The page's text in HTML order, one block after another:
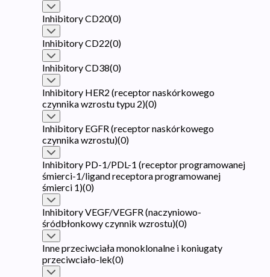
Inhibitory CD20(0)
Inhibitory CD22(0)
Inhibitory CD38(0)
Inhibitory HER2 (receptor naskórkowego
czynnika wzrostu typu 2)(0)
Inhibitory EGFR (receptor naskórkowego
czynnika wzrostu)(0)
Inhibitory PD-1/PDL-1 (receptor programowanej
śmierci-1/ligand receptora programowanej
śmierci 1)(0)
Inhibitory VEGF/VEGFR (naczyniowo-
śródbłonkowy czynnik wzrostu)(0)
Inne przeciwciała monoklonalne i koniugaty
przeciwciało-lek(0)